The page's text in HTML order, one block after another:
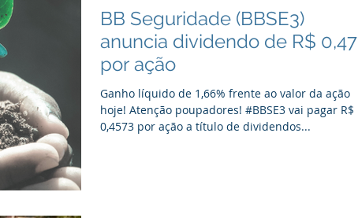
BB Seguridade (BBSE3)
anuncia dividendo de R$ 0,47
por ação
Ganho líquido de 1,66% frente ao valor da ação
hoje! Atenção poupadores! #BBSE3 vai pagar R$
0,4573 por ação a título de dividendos...